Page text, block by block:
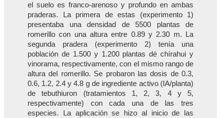
el suelo es franco-arenoso y profundo en ambas
praderas. La primera de estas (experimento 1)
presentaba una densidad de 5500 plantas de
romerillo con una altura entre 0.89 y 2.30 m. La
segunda pradera (experimento 2) tenía una
población de 1.500 y 1.200 plantas dé chírahui y
vinorama, respectivamente, con el mismo rango de
altura del romerillo. Se probaron las dosis de 0.3,
0.6, 1.2, 2.4 y 4.8 g de ingrediente activo (IA/planta)
de tebuthiuron (tratamientos 1, 2, 3, 4 y 5,
respectivamente) con cada una de las tres
especies. La aplicación se hizo al inicio de las